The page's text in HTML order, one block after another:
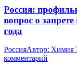
Россия:
вопрос о
года
РоссияАвтор: Химия
комментарий